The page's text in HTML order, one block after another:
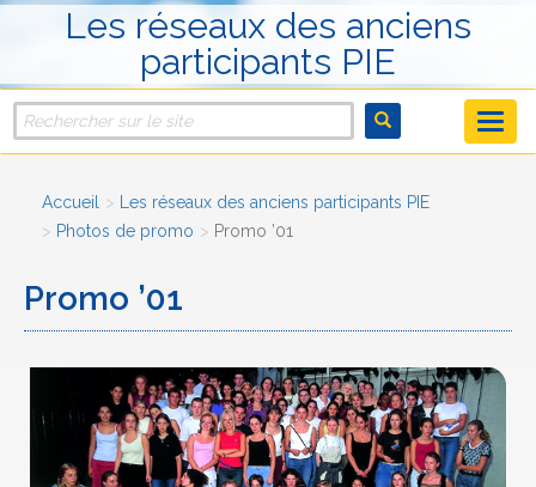
Les réseaux des anciens
participants PIE
Accueil
Les réseaux des anciens participants PIE
Photos de promo
Promo ’01
Promo ’01